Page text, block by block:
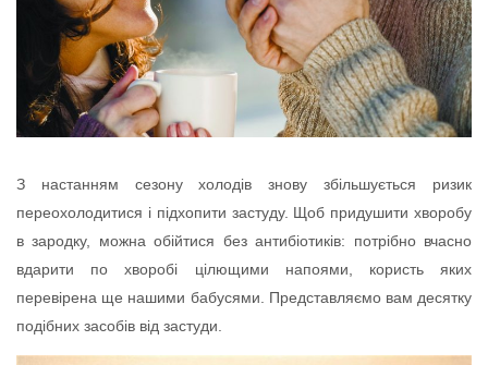
З настанням сезону холодів знову збільшується ризик
переохолодитися і підхопити застуду. Щоб придушити хворобу
в зародку, можна обійтися без антибіотиків: потрібно вчасно
вдарити по хворобі цілющими напоями, користь яких
перевірена ще нашими бабусями. Представляємо вам десятку
подібних засобів від застуди.